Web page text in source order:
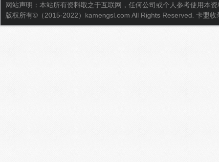
网站声明：本站所有资料取之于互联网，任何公司或个人参考使用本
版权所有©（2015-2022）kamengsl.com All Rights Reserved. 卡盟收